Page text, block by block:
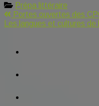
Prépa littéraire
Navigation
de
Portes ouvertes des
Les langues et cultures de